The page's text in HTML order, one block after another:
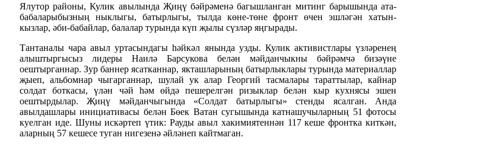
Ялутор районы, Кулик авылында Җиңү бәйрәменә багышланган митинг барышында ата-
бабаларыбызның ныклыгы, батырлыгы, тылда көне-төне фронт өчен эшләгән хатын-
кызлар, әби-бабайлар, балалар турында күп җылы сүзләр яңгырады.
Тантаналы чара авыл уртасындагы һәйкәл янында узды. Кулик активистлары үзләренең
алыштыргысыз лидеры Наилә Барсукова белән мәйданчыкны бәйрәмчә бизәүне
оештырганнар. Зур баннер ясатканнар, якташларының батырлыклары турында материаллар
җыеп, альбомнар чыгарганнар, шулай ук алар Георгий тасмалары тараттылар, кайнар
солдат боткасы, үлән чәй һәм өйдә пешерелгән ризыклар белән кыр кухнясы эшен
оештырдылар. Җиңү мәйданчыгында «Солдат батырлыгы» стенды ясалган. Анда
авылдашлары инициативасы белән Бөек Ватан сугышында катнашучыларның 51 фотосы
куелган иде. Шуны искәртеп үтик: Рауды авыл хакимиятеннән 117 кеше фронтка киткән,
аларның 57 кешесе туган нигезенә әйләнеп кайтмаган.